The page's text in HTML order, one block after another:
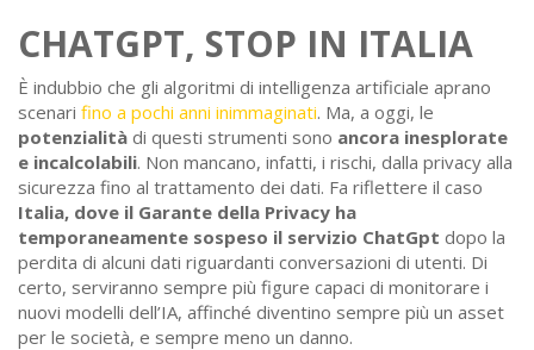
CHATGPT, STOP IN ITALIA
È indubbio che gli algoritmi di intelligenza artificiale aprano
scenari fino a pochi anni inimmaginati. Ma, a oggi, le
potenzialità di questi strumenti sono ancora inesplorate
e incalcolabili. Non mancano, infatti, i rischi, dalla privacy alla
sicurezza fino al trattamento dei dati. Fa riflettere il caso
Italia, dove il Garante della Privacy ha
temporaneamente sospeso il servizio ChatGpt dopo la
perdita di alcuni dati riguardanti conversazioni di utenti. Di
certo, serviranno sempre più figure capaci di monitorare i
nuovi modelli dell’IA, affinché diventino sempre più un asset
per le società, e sempre meno un danno.